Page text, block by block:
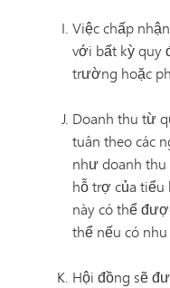
Việc chấp
với bất kỳ quy
trường hoặc
Doanh thu từ
tuân theo các
như doanh
hỗ trợ của tiểu
này có thể
thể nếu có nhu
Hội đồng sẽ